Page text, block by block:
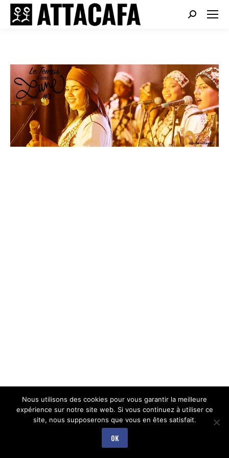
Search:
Nous utilisons des cookies pour vous garantir la meilleure
expérience sur notre site web. Si vous continuez à utiliser ce
site, nous supposerons que vous en êtes satisfait.
OK